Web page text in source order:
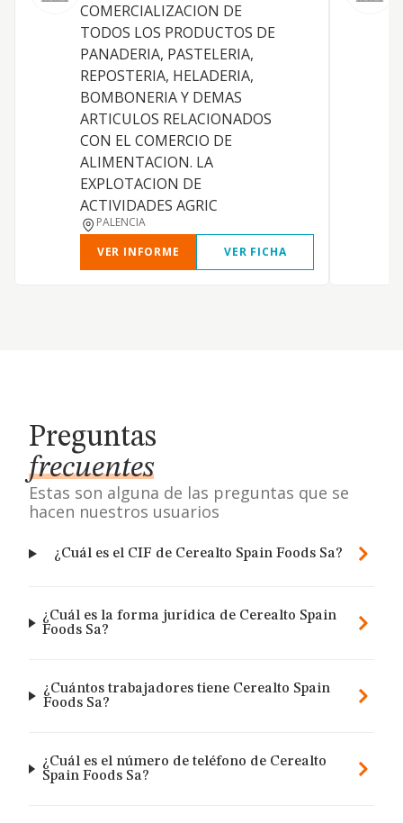
COMERCIALIZACION DE
TODOS LOS PRODUCTOS DE
PANADERIA, PASTELERIA,
REPOSTERIA, HELADERIA,
BOMBONERIA Y DEMAS
ARTICULOS RELACIONADOS
CON EL COMERCIO DE
ALIMENTACION. LA
EXPLOTACION DE
ACTIVIDADES AGRIC
PALENCIA
VER INFORME
VER FICHA
Preguntas
frecuentes
Estas son alguna de las preguntas que se
hacen nuestros usuarios
¿Cuál es el CIF de Cerealto Spain Foods Sa?
¿Cuál es la forma jurídica de Cerealto Spain
Foods Sa?
¿Cuántos trabajadores tiene Cerealto Spain
Foods Sa?
¿Cuál es el número de teléfono de Cerealto
Spain Foods Sa?